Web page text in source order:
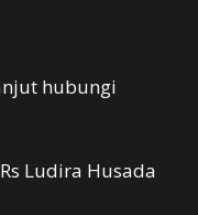
hubungi
Ludira Husada